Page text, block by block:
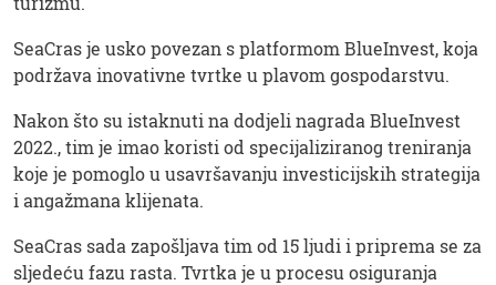
SeaCras je usko povezan s platformom BlueInvest, koja
podržava inovativne tvrtke u plavom gospodarstvu.
Nakon što su istaknuti na dodjeli nagrada BlueInvest
2022., tim je imao koristi od specijaliziranog treniranja
koje je pomoglo u usavršavanju investicijskih strategija
i angažmana klijenata.
SeaCras sada zapošljava tim od 15 ljudi i priprema se za
sljedeću fazu rasta. Tvrtka je u procesu osiguranja